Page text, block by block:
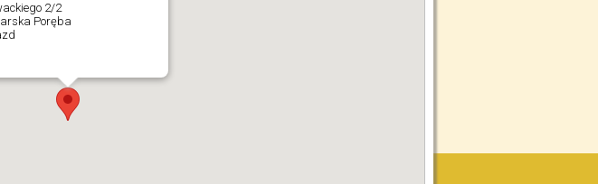
2/2
Poręba